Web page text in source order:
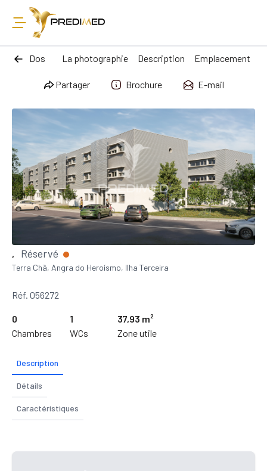
Dos La photographie Description Emplacement
Partager Brochure E-mail
, Réservé
Terra Chã, Angra do Heroísmo, Ilha Terceira
Réf. 056272
0
Chambres
1
WCs
37,93 m²
Zone utile
Description
Détails
Caractéristiques